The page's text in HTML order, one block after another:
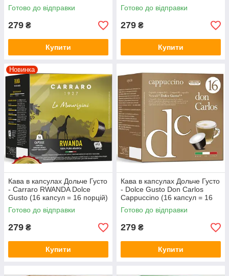
Готово до відправки
279 ₴
Купити
Готово до відправки
279 ₴
Купити
Новинка
Кава в капсулах Дольче Густо
- Carraro RWANDA Dolce
Gusto (16 капсул = 16 порцій)
Готово до відправки
279 ₴
Купити
Кава в капсулах Дольче Густо
- Dolce Gusto Don Carlos
Cappuccino (16 капсул = 16
порцій)
Готово до відправки
279 ₴
Купити